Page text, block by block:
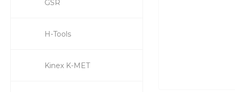
GSR
H-Tools
Kinex K-MET